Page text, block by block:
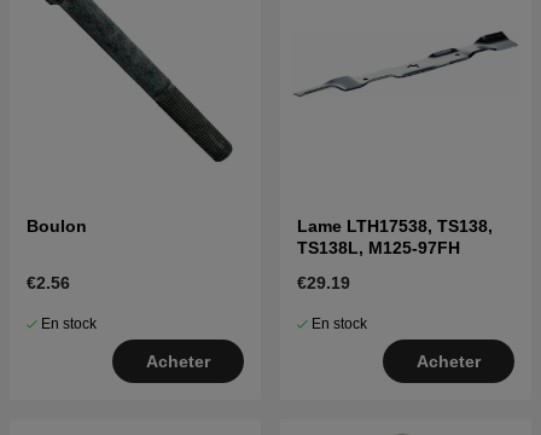
Boulon
€2.56
En stock
Acheter
Lame LTH17538, TS138,
TS138L, M125-97FH
€29.19
En stock
Acheter